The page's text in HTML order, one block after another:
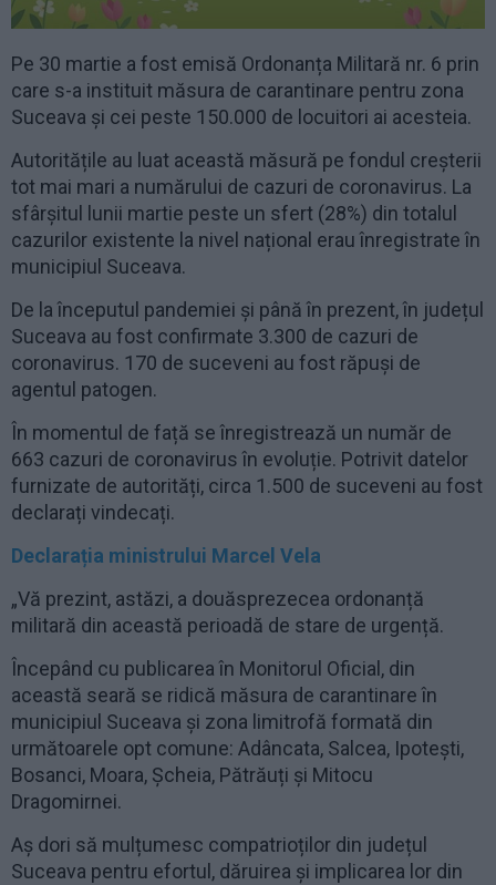
Pe 30 martie a fost emisă Ordonanța Militară nr. 6 prin
care s-a instituit măsura de carantinare pentru zona
Suceava și cei peste 150.000 de locuitori ai acesteia.
Autoritățile au luat această măsură pe fondul creșterii
tot mai mari a numărului de cazuri de coronavirus. La
sfârșitul lunii martie peste un sfert (28%) din totalul
cazurilor existente la nivel național erau înregistrate în
municipiul Suceava.
De la începutul pandemiei și până în prezent, în județul
Suceava au fost confirmate 3.300 de cazuri de
coronavirus. 170 de suceveni au fost răpuși de
agentul patogen.
În momentul de față se înregistrează un număr de
663 cazuri de coronavirus în evoluție. Potrivit datelor
furnizate de autorități, circa 1.500 de suceveni au fost
declarați vindecați.
Declarația ministrului Marcel Vela
„Vă prezint, astăzi, a douăsprezecea ordonanță
militară din această perioadă de stare de urgență.
Începând cu publicarea în Monitorul Oficial, din
această seară se ridică măsura de carantinare în
municipiul Suceava și zona limitrofă formată din
următoarele opt comune: Adâncata, Salcea, Ipotești,
Bosanci, Moara, Șcheia, Pătrăuți și Mitocu
Dragomirnei.
Aș dori să mulțumesc compatrioților din județul
Suceava pentru efortul, dăruirea și implicarea lor din